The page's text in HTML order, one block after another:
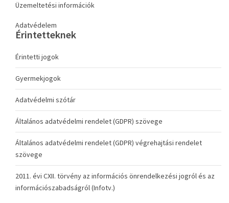
Üzemeltetési információk
Adatvédelem
Érintetteknek
Érintetti jogok
Gyermekjogok
Adatvédelmi szótár
Általános adatvédelmi rendelet (GDPR) szövege
Általános adatvédelmi rendelet (GDPR) végrehajtási rendelet
szövege
2011. évi CXII. törvény az információs önrendelkezési jogról és az
információszabadságról (Infotv.)